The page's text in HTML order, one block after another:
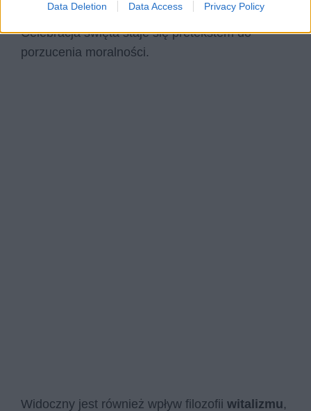
Data Deletion Data Access Privacy Policy
jego słowa mają przeciwne znaczenie.
Celebracja święta staje się pretekstem do
porzucenia moralności.
Widoczny jest również wpływ filozofii witalizmu,